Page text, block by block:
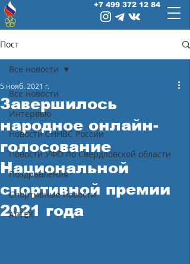
+7 499 372 12 84
Пост
Все новости
Интервью
Новости СННВС России
Новости УФО по Свердловской области
Поздравления
Спортивные новости
АРТЕК
Все новости
Завершилось
народное онлайн-
голосование
Национальной
спортивной премии
2021 года
5 нояб. 2021 г.